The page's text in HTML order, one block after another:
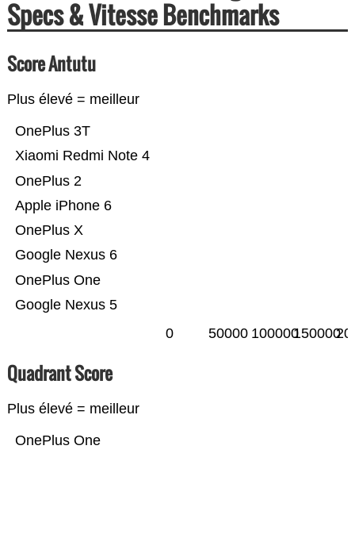
Specs & Vitesse Benchmarks
Score Antutu
Plus élevé = meilleur
Google Nexus 5
OnePlus One
Google Nexus 6
OnePlus X
Apple iPhone 6
OnePlus 2
Xiaomi Redmi Note 4
OnePlus 3T
0 50000 100000150000
Quadrant Score
Plus élevé = meilleur
OnePlus One